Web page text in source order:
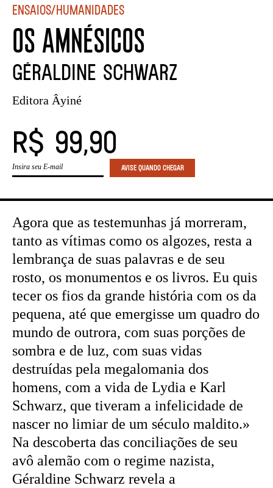
Ensaios/Humanidades
OS AMNÉSICOS
Géraldine Schwarz
Editora Âyiné
R$ 99,90
Agora que as testemunhas já morreram,
tanto as vítimas como os algozes, resta a
lembrança de suas palavras e de seu
rosto, os monumentos e os livros. Eu quis
tecer os fios da grande história com os da
pequena, até que emergisse um quadro do
mundo de outrora, com suas porções de
sombra e de luz, com suas vidas
destruídas pela megalomania dos
homens, com a vida de Lydia e Karl
Schwarz, que tiveram a infelicidade de
nascer no limiar de um século maldito.»
Na descoberta das conciliações de seu
avô alemão com o regime nazista,
Géraldine Schwarz revela a